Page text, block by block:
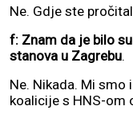
Ne. Gdje ste
f: Znam da je bilo
stanova u Zagrebu.
Ne. Nikada. Mi
koalicije s HNS-om